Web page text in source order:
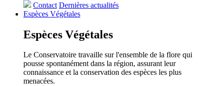
Contact Dernières actualités
Espèces Végétales
Espèces Végétales
Le Conservatoire travaille sur l'ensemble de la flore qui
pousse spontanément dans la région, assurant leur
connaissance et la conservation des espèces les plus
menacées.